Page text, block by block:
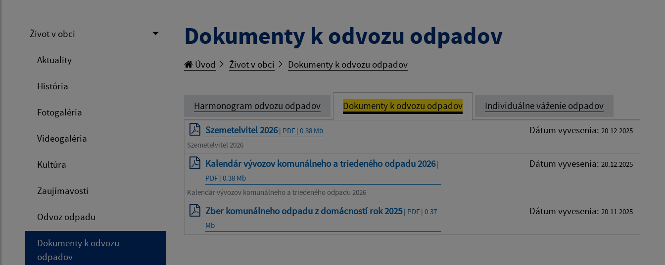
Život v obci
Aktuality
História
Fotogaléria
Videogaléria
Kultúra
Zaujímavosti
Odvoz odpadu
Dokumenty k odvozu
odpadov
Dokumenty k odvozu odpadov
Úvod Život v obci Dokumenty k odvozu odpadov
Harmonogram odvozu odpadov Dokumenty k odvozu odpadov Individuálne váženie odpadov
Szemetelvitel 2026| PDF | 0.38 Mb Dátum vyvesenia: 20.12.2025
Szemetelvitel 2026
Kalendár vývozov komunálneho a triedeného odpadu 2026|
PDF | 0.38 Mb
Dátum vyvesenia: 20.12.2025
Kalendár vývozov komunálneho a triedeného odpadu 2026
Zber komunálneho odpadu z domácností rok 2025| PDF | 0.37
Mb
Dátum vyvesenia: 20.11.2025